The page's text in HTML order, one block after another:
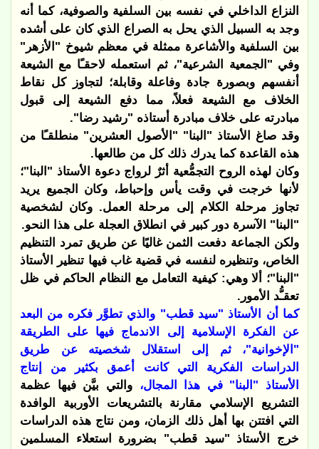
النزاع الداخلي في نفسه بين السلفية والصوفية، كما أنه
وجد به السبيل الذي يحل به الصراع الذي كان على أشده
بين السلفية والأشاعرة ممثلة في معظم شيوخ "الأزهر"
وفي "الجمعية الشرعية"، ثم استعمله لاحقـًا مع الشيعة
أنفسهم وبصورة جادة وفاعلة وقابلة؛ لتجاوز كل نقاط
الخلاف مع الشيعة فعلاً، مما دفع الشيعة إلى قبول
مبادرته على خلاف مبادرة أستاذه "رشيد رضا".
وقد صاغ الأستاذ "البنا" "الأصول العشرين" منطلقـًا من
هذه القاعدة كما يدرك ذلك كل من طالعها.
وكان لهذه الروح التجمُّعية أثرٌ لرواج دعوة الأستاذ "البنا"؛
لأنها خرجت في وقت يأس وإحباط، وكان الجميع يريد
تجاوز مرحلة الكلام إلى مرحلة العمل. وكان لشخصية
"البنا" الآسرة دور كبير في انطلاق العجلة على هذا النحو.
ولكن الجماعة دفعت الثمن غاليًا عن طريق تمرد التنظيم
الخاص، وتنظيره لنفسه في قضية غاب فيها تنظير الأستاذ
"البنا"؛ ألا وهي: كيفية التعامل مع النظام الحاكم في ظل
تعقـُّد الأمور.
كما أن الأستاذ "سيد قطب" والذي تطوَّر فكره من البعد
عن الفكرة الإسلامية إلى الاندماج فيها على الطريقة
"الإخوانية"، ثم إلى استقلال شخصيته عن طريق
الدراسات الفكرية التي كانت أعمق بكثير من إنتاج
الأستاذ "البنا" في هذا المجال، والتي بيَّن فيها عظمة
التشريع الإسلامي مقارنة بالتشريعات الأوربية الوافدة
التي افتتن بها أهل ذلك الزمان، ومن نتاج هذه الدراسات
خرج الأستاذ "سيد قطب" بضرورة استعلاء المسلمين